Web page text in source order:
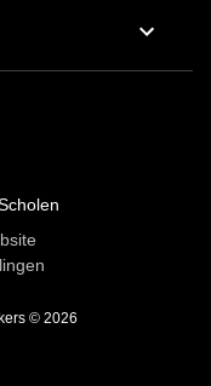
© 2026